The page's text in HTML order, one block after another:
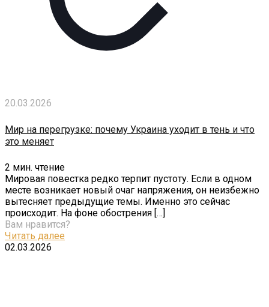
20.03.2026
Мир на перегрузке: почему Украина уходит в тень и что
это меняет
2 мин. чтение
Мировая повестка редко терпит пустоту. Если в одном
месте возникает новый очаг напряжения, он неизбежно
вытесняет предыдущие темы. Именно это сейчас
происходит. На фоне обострения […]
Вам нравится?
Читать далее
02.03.2026